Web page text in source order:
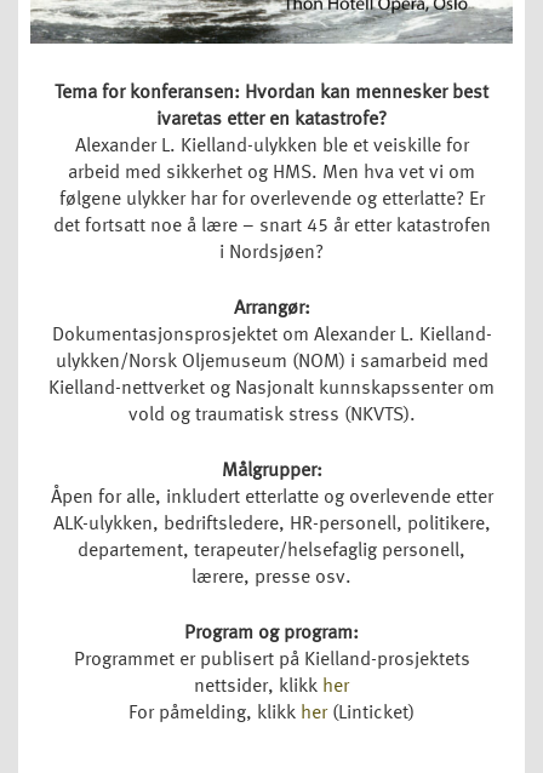
Tema for konferansen: Hvordan kan mennesker best
ivaretas etter en katastrofe?
Alexander L. Kielland-ulykken ble et veiskille for
arbeid med sikkerhet og HMS. Men hva vet vi om
følgene ulykker har for overlevende og etterlatte? Er
det fortsatt noe å lære – snart 45 år etter katastrofen
i Nordsjøen?
Arrangør:
Dokumentasjonsprosjektet om Alexander L. Kielland-
ulykken/Norsk Oljemuseum (NOM) i samarbeid med
Kielland-nettverket og Nasjonalt kunnskapssenter om
vold og traumatisk stress (NKVTS).
Målgrupper:
Åpen for alle, inkludert etterlatte og overlevende etter
ALK-ulykken, bedriftsledere, HR-personell, politikere,
departement, terapeuter/helsefaglig personell,
lærere, presse osv.
Program og program:
Programmet er publisert på Kielland-prosjektets
nettsider, klikk her
For påmelding, klikk her (Linticket)